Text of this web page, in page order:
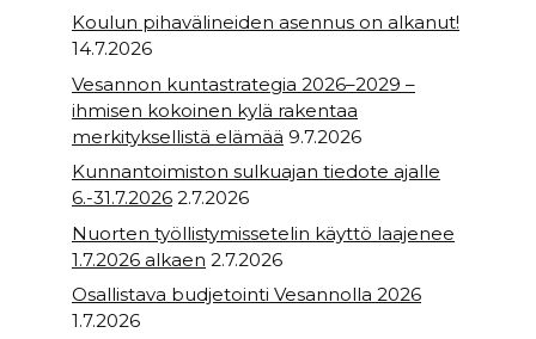
Koulun pihavälineiden asennus on alkanut!
14.7.2026
Vesannon kuntastrategia 2026–2029 –
ihmisen kokoinen kylä rakentaa
merkityksellistä elämää 9.7.2026
Kunnantoimiston sulkuajan tiedote ajalle
6.-31.7.2026 2.7.2026
Nuorten työllistymissetelin käyttö laajenee
1.7.2026 alkaen 2.7.2026
Osallistava budjetointi Vesannolla 2026
1.7.2026